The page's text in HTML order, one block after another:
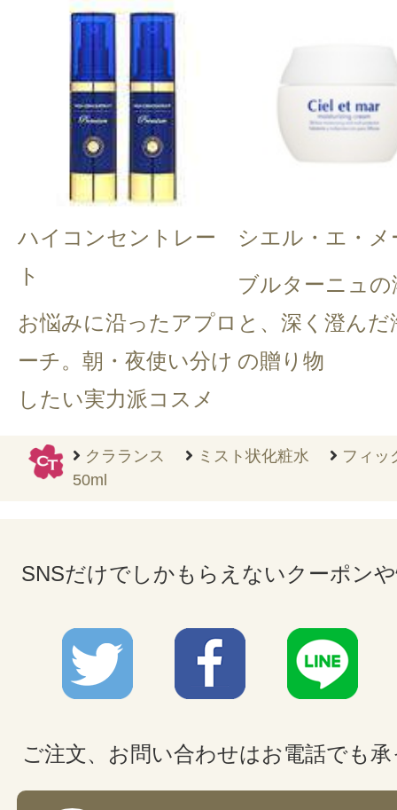
ハイコンセントレー
ト
お悩みに沿ったアプロ
ーチ。朝・夜使い分け
したい実力派コスメ
シエル・エ・メ
ブルターニュの
と、深く澄んだ
の贈り物
クラランス ミスト状化粧水
フィッ
50ml
SNSだけでしかもらえないクーポン
ご注文、お問い合わせはお電話でも